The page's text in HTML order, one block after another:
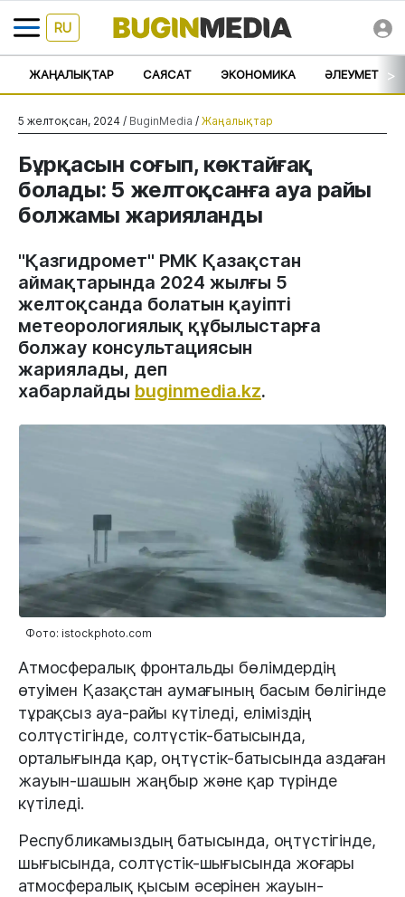
RU
ЖАҢАЛЫҚТАР САЯСАТ ЭКОНОМИКА ӘЛЕУМЕТ >
5 желтоқсан, 2024 / BuginMedia / Жаңалықтар
Бұрқасын соғып, көктайғақ
болады: 5 желтоқсанға ауа райы
болжамы жарияланды
"Қазгидромет" РМК Қазақстан
аймақтарында 2024 жылғы 5
желтоқсанда болатын қауіпті
метеорологиялық құбылыстарға
болжау консультациясын
жариялады, деп
хабарлайды buginmedia.kz.
Фото: istockphoto.com
Атмосфералық фронтальды бөлімдердің
өтуімен Қазақстан аумағының басым бөлігінде
тұрақсыз ауа-райы күтіледі, еліміздің
солтүстігінде, солтүстік-батысында,
орталығында қар, оңтүстік-батысында аздаған
жауын-шашын жаңбыр және қар түрінде
күтіледі.
Республикамыздың батысында, оңтүстігінде,
шығысында, солтүстік-шығысында жоғары
атмосфералық қысым әсерінен жауын-